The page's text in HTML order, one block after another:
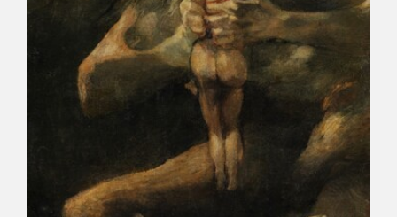
ACTIVIDADES
ACTUALIDAD
BLOG CUADERNO ITALIANO